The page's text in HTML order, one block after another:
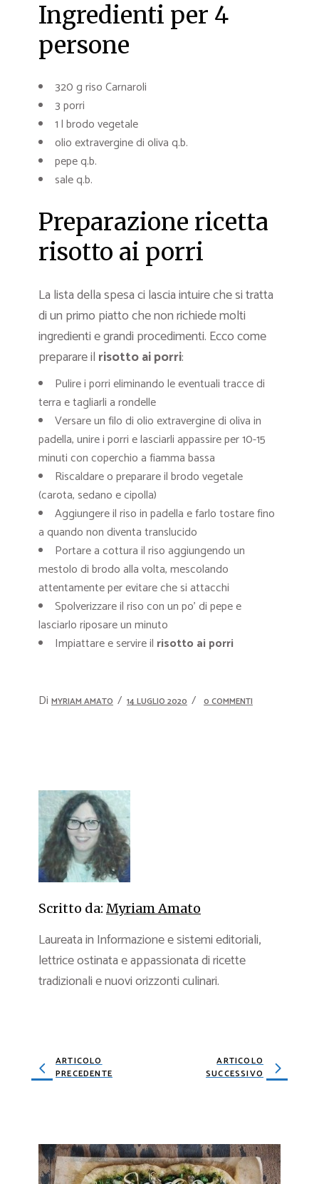
Ingredienti per 4
persone
320 g riso Carnaroli
3 porri
1 l brodo vegetale
olio extravergine di oliva q.b.
pepe q.b.
sale q.b.
Preparazione ricetta
risotto ai porri
La lista della spesa ci lascia intuire che si tratta
di un primo piatto che non richiede molti
ingredienti e grandi procedimenti. Ecco come
preparare il risotto ai porri:
Pulire i porri eliminando le eventuali tracce di
terra e tagliarli a rondelle
Versare un filo di olio extravergine di oliva in
padella, unire i porri e lasciarli appassire per 10-15
minuti con coperchio a fiamma bassa
Riscaldare o preparare il brodo vegetale
(carota, sedano e cipolla)
Aggiungere il riso in padella e farlo tostare fino
a quando non diventa translucido
Portare a cottura il riso aggiungendo un
mestolo di brodo alla volta, mescolando
attentamente per evitare che si attacchi
Spolverizzare il riso con un po’ di pepe e
lasciarlo riposare un minuto
Impiattare e servire il risotto ai porri
Di MYRIAM AMATO 14 LUGLIO 2020 0 COMMENTI
Scritto da: Myriam Amato
Laureata in Informazione e sistemi editoriali,
lettrice ostinata e appassionata di ricette
tradizionali e nuovi orizzonti culinari.
ARTICOLO
PRECEDENTE
ARTICOLO
SUCCESSIVO